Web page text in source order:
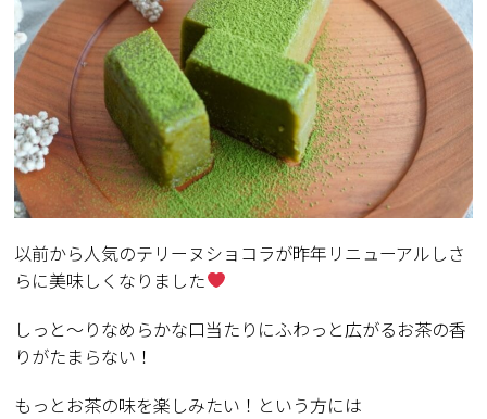
以前から人気のテリーヌショコラが昨年リニューアルしさ
らに美味しくなりました
しっと～りなめらかな口当たりにふわっと広がるお茶の香
りがたまらない！
もっとお茶の味を楽しみたい！という方には